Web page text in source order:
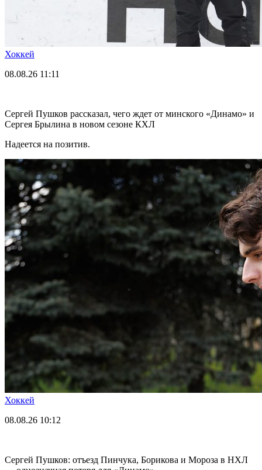
Хоккей
08.08.26 11:11
Сергей Пушков рассказал, чего ждет от минского «Динамо» и
Сергея Брылина в новом сезоне КХЛ
Надеется на позитив.
Хоккей
08.08.26 10:12
Сергей Пушков: отъезд Пинчука, Борикова и Мороза в НХЛ